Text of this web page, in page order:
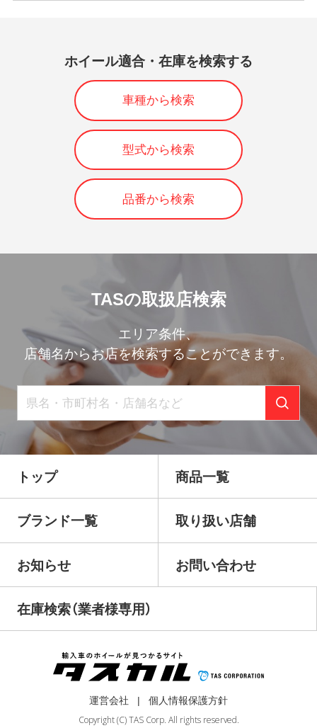
ホイール適合・在庫を検索する
車種から検索
型式から検索
品番から検索
TASの取扱店検索
エリア条件、
店舗名からお店を検索することができます。
トップ 商品一覧
ブランド一覧 取り扱い店舗
お知らせ お問い合わせ
在庫検索（業者様専用）
運営会社
個人情報保護方針
Copyright (C) TAS Corp. All rights reserved.